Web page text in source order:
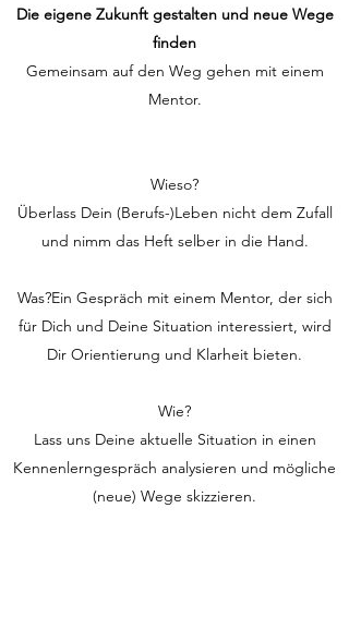
Die eigene Zukunft gestalten und neue Wege
finden
Gemeinsam auf den Weg gehen mit einem
Mentor.
Wieso?
Überlass Dein (Berufs-)Leben nicht dem Zufall
und nimm das Heft selber in die Hand.
Was?Ein Gespräch mit einem Mentor, der sich
für Dich und Deine Situation interessiert, wird
Dir Orientierung und Klarheit bieten.
Wie?
Lass uns Deine aktuelle Situation in einen
Kennenlerngespräch analysieren und mögliche
(neue) Wege skizzieren.